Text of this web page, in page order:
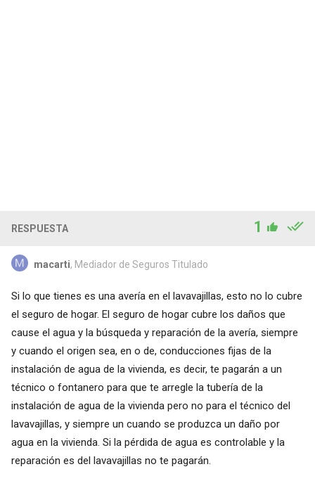
RESPUESTA 1
macarti, Mediador de Seguros Titulado
Si lo que tienes es una avería en el lavavajillas, esto no lo cubre
el seguro de hogar. El seguro de hogar cubre los daños que
cause el agua y la búsqueda y reparación de la avería, siempre
y cuando el origen sea, en o de, conducciones fijas de la
instalación de agua de la vivienda, es decir, te pagarán a un
técnico o fontanero para que te arregle la tubería de la
instalación de agua de la vivienda pero no para el técnico del
lavavajillas, y siempre un cuando se produzca un daño por
agua en la vivienda. Si la pérdida de agua es controlable y la
reparación es del lavavajillas no te pagarán.